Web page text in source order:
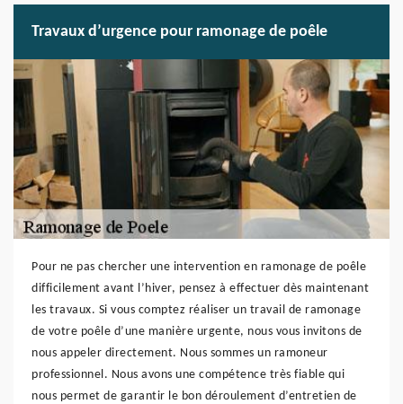
Travaux d’urgence pour ramonage de poêle
Pour ne pas chercher une intervention en ramonage de poêle
difficilement avant l’hiver, pensez à effectuer dès maintenant
les travaux. Si vous comptez réaliser un travail de ramonage
de votre poêle d’une manière urgente, nous vous invitons de
nous appeler directement. Nous sommes un ramoneur
professionnel. Nous avons une compétence très fiable qui
nous permet de garantir le bon déroulement d’entretien de